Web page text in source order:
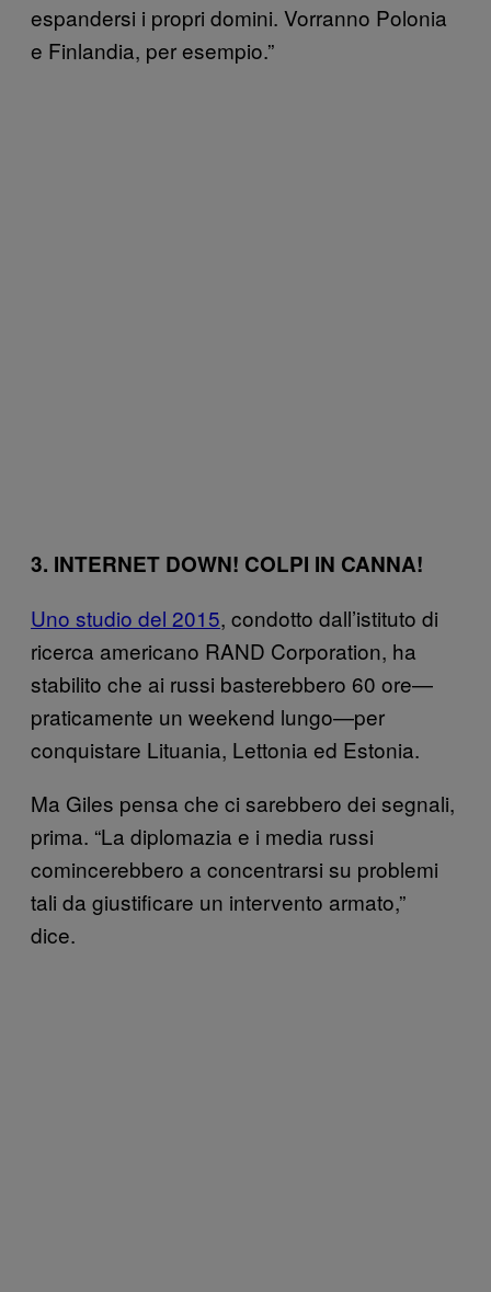
espandersi i propri domini. Vorranno Polonia
e Finlandia, per esempio.”
3. INTERNET DOWN! COLPI IN CANNA!
Uno studio del 2015, condotto dall’istituto di
ricerca americano RAND Corporation, ha
stabilito che ai russi basterebbero 60 ore—
praticamente un weekend lungo—per
conquistare Lituania, Lettonia ed Estonia.
Ma Giles pensa che ci sarebbero dei segnali,
prima. “La diplomazia e i media russi
comincerebbero a concentrarsi su problemi
tali da giustificare un intervento armato,”
dice.